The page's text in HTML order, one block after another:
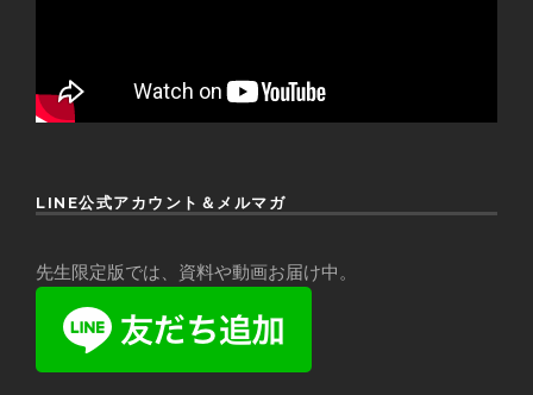
LINE公式アカウント＆メルマガ
先生限定版では、資料や動画お届け中。